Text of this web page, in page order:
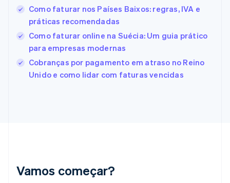
Como faturar nos Países Baixos: regras, IVA e
práticas recomendadas
Como faturar online na Suécia: Um guia prático
para empresas modernas
Cobranças por pagamento em atraso no Reino
Unido e como lidar com faturas vencidas
Vamos começar?
Estônia
Finlândia
English Svenska
França
Gibraltar
English
Itália